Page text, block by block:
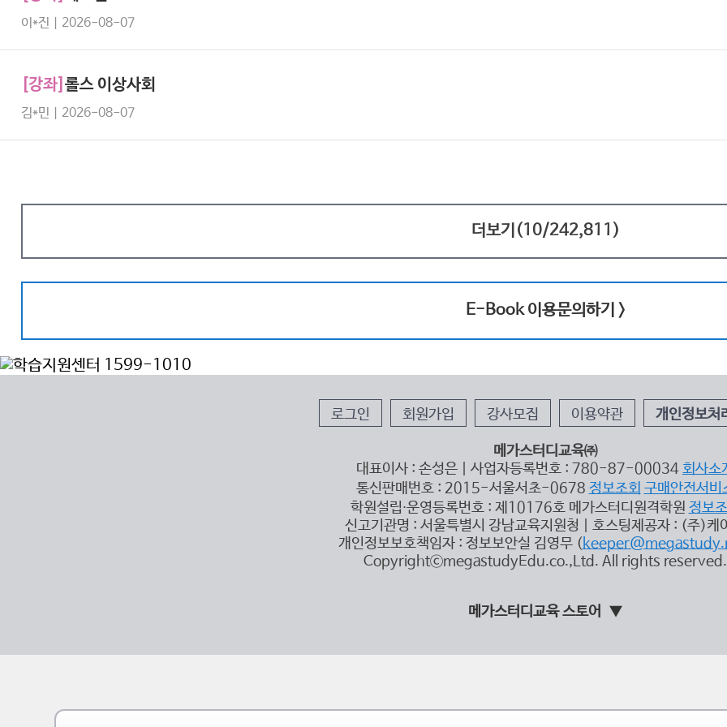
이*진 | 2026-08-07
[강좌] 롤스 이상사회
김*민 | 2026-08-07
더보기(10/242,811 )
E-Book 이용문의하기 >
로그인 회원가입 강사모집 이용약관 개인정보처
메가스터디교육㈜
대표이사 : 손성은 | 사업자등록번호 : 780-87-00034 회사소
통신판매번호 : 2015-서울서초-0678 정보조회 구매안전서비
학원설립∙운영등록번호 : 제10176호 메가스터디원격학원 정보
신고기관명 : 서울특별시 강남교육지원청 | 호스팅제공자 : (주)케
개인정보보호책임자 : 정보보안실 김영무 (
CopyrightⓒmegastudyEdu.co.,Ltd. All rights reserved.
메가스터디교육 스토어